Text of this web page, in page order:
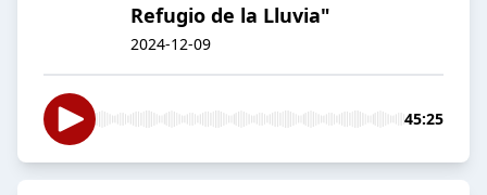
Refugio de la Lluvia"
2024-12-09
45:25